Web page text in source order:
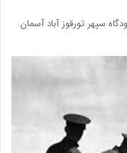
سپهر تورقوز آباد آسمان